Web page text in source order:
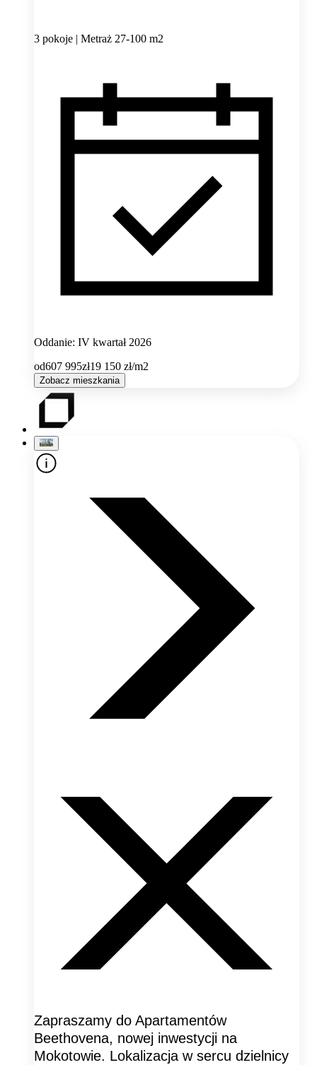
3 pokoje | Metraż 27-100 m2
Oddanie: IV kwartał 2026
od607 995zł19 150 zł/m2
Zobacz mieszkania
Zapraszamy do Apartamentów
Beethovena, nowej inwestycji na
Mokotowie. Lokalizacja w sercu dzielnicy